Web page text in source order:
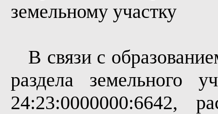
земельному участку
В связи с
раздела земельного
24:23:0000000:6642,